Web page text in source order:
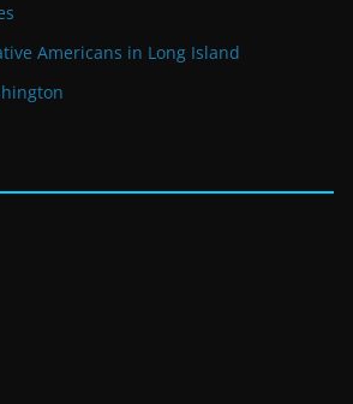
Americans in Long Island